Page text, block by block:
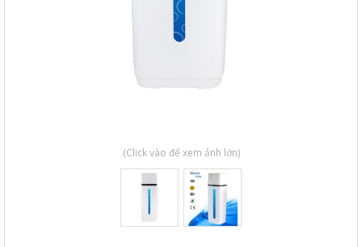
(Click vào để xem ảnh lớn)